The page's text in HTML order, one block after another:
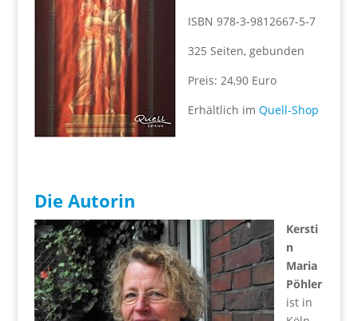
ISBN 978-3-9812667-5-7
325 Seiten, gebunden
Preis: 24,90 Euro
Erhältlich im Quell-Shop
Die Autorin
Kersti
n
Maria
Pöhler
ist in